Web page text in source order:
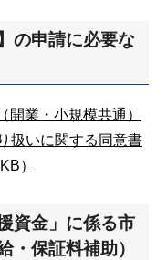
の申請に必要な
業・小規模共通）
扱いに関する同意書
）
資金」に係る市
・保証料補助）